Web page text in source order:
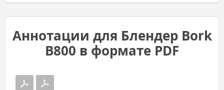
Аннотации для Блендер Bork
B800 в формате PDF